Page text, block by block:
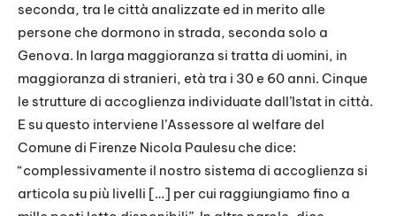
seconda, tra le città analizzate ed in merito alle
persone che dormono in strada, seconda solo a
Genova. In larga maggioranza si tratta di uomini, in
maggioranza di stranieri, età tra i 30 e 60 anni. Cinque
le strutture di accoglienza individuate dall’Istat in città.
E su questo interviene l’Assessore al welfare del
Comune di Firenze Nicola Paulesu che dice:
“complessivamente il nostro sistema di accoglienza si
articola su più livelli […] per cui raggiungiamo fino a